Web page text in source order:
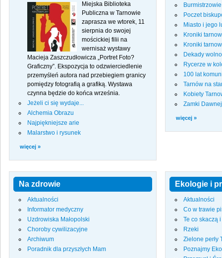
Miejska Biblioteka
Publiczna w Tarnowie
zaprasza we wtorek, 11
sierpnia do swojej
mościckiej filii na
wernisaż wystawy
Macieja Zaszczudłowicza „Portret Foto?
Graficzny”. Ekspozycja to odzwierciedlenie
przemyśleń autora nad przebiegiem granicy
pomiędzy fotografią a grafiką. Wystawa
czynna będzie do końca września.
Jeżeli ci się wydaje...
Alchemia Obrazu
Najpiękniejsze arie
Malarstwo i rysunek
więcej »
Poczet
Miasto i jego
Kroniki
Kroniki
Dekady
Rycerze w
100 lat
Tarnów na
Kobiety
Zamki
więcej »
Na zdrowie
Aktualności
Informator medyczny
Uzdrowiska Małopolski
Choroby cywilizacyjne
Archiwum
Poradnik dla przyszłych Mam
Ekologie i
Aktualności
Co w trawie
Te co skaczą
Rzeki
Zielone perły
Poznajmy